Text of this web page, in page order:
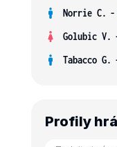
Norrie C. -
Golubic V.
Tabacco G.
Profily